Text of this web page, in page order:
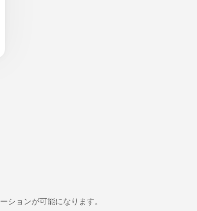
ションが可能になります。